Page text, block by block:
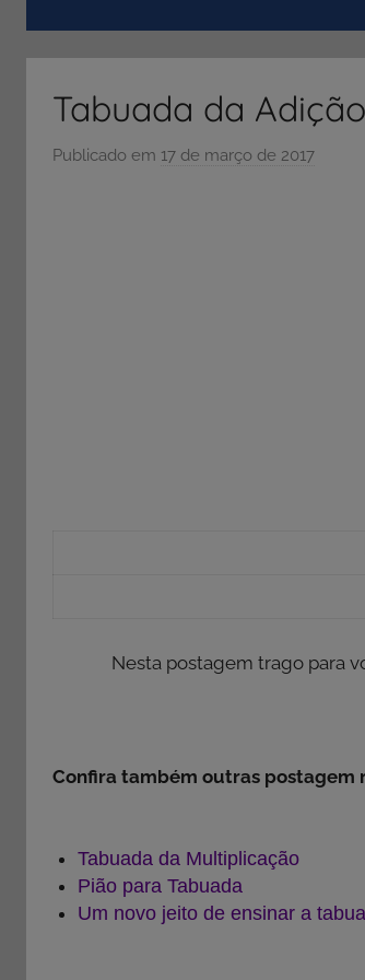
ENEM
e
cursosTabuada da
Publicado em 17 de março de 2017
Nesta postagem trago para
Confira também outras postagem
Tabuada da Multiplicação
Pião para Tabuada
Um novo jeito de ensinar a